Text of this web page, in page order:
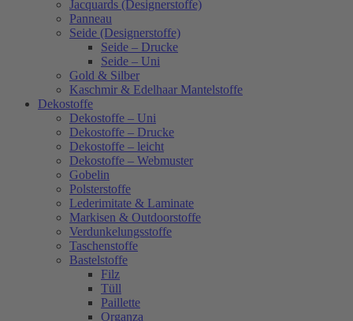
Jacquards (Designerstoffe)
Panneau
Seide (Designerstoffe)
Seide – Drucke
Seide – Uni
Gold & Silber
Kaschmir & Edelhaar Mantelstoffe
Dekostoffe
Dekostoffe – Uni
Dekostoffe – Drucke
Dekostoffe – leicht
Dekostoffe – Webmuster
Gobelin
Polsterstoffe
Lederimitate & Laminate
Markisen & Outdoorstoffe
Verdunkelungsstoffe
Taschenstoffe
Bastelstoffe
Filz
Tüll
Paillette
Organza